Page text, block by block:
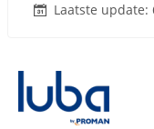
Laatste update: